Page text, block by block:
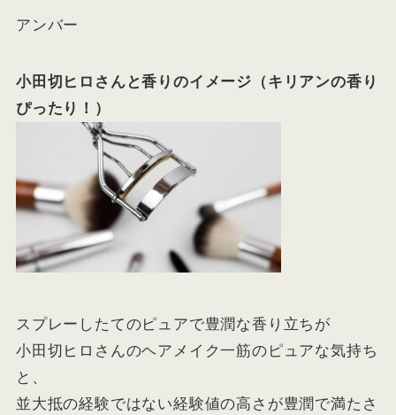
アンバー
小田切ヒロさんと香りのイメージ（キリアンの香り
ぴったり！）
スプレーしたてのピュアで豊潤な香り立ちが
小田切ヒロさんのヘアメイク一筋のピュアな気持ち
と、
並大抵の経験ではない経験値の高さが豊潤で満たさ